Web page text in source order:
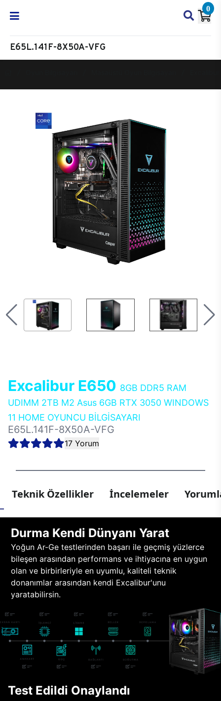
0
E65L.141F-8X50A-VFG
Excalibur E650 8GB DDR5 RAM
UDIMM 2TB M2 Asus 6GB RTX 3050 WINDOWS
11 HOME OYUNCU BİLGİSAYARI
E65L.141F-8X50A-VFG
17 Yorum
Teknik Özellikler İncelemeler
Durma Kendi Dünyanı Yarat
Yoğun Ar-Ge testlerinden başarı ile geçmiş yüzlerce
bileşen arasından performans ve ihtiyacına en uygun
olan ve birbirleriyle en uyumlu, kaliteli teknik
donanımlar arasından kendi Excalibur'unu
yaratabilirsin.
Test Edildi Onaylandı